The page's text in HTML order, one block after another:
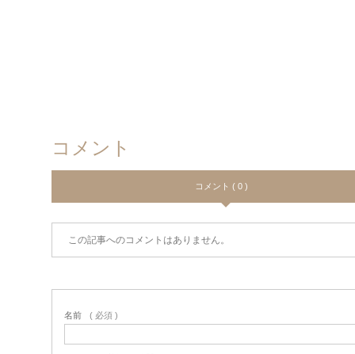
コメント
コメント ( 0 )
この記事へのコメントはありません。
名前 ( 必須 )